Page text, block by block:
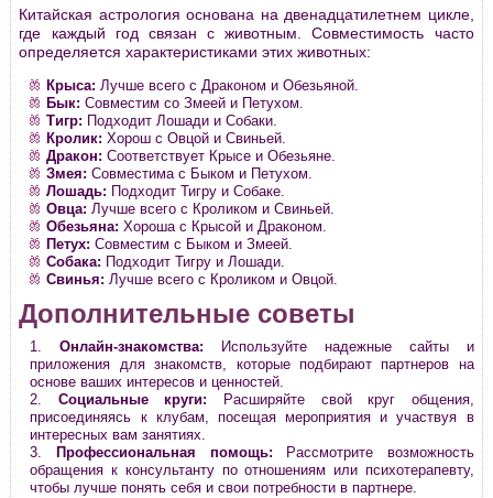
Китайская астрология основана на двенадцатилетнем цикле,
где каждый год связан с животным. Совместимость часто
определяется характеристиками этих животных:
Крыса: Лучше всего с Драконом и Обезьяной.
Бык: Совместим со Змеей и Петухом.
Тигр: Подходит Лошади и Собаки.
Кролик: Хорош с Овцой и Свиньей.
Дракон: Соответствует Крысе и Обезьяне.
Змея: Совместима с Быком и Петухом.
Лошадь: Подходит Тигру и Собаке.
Овца: Лучше всего с Кроликом и Свиньей.
Обезьяна: Хороша с Крысой и Драконом.
Петух: Совместим с Быком и Змеей.
Собака: Подходит Тигру и Лошади.
Свинья: Лучше всего с Кроликом и Овцой.
Дополнительные советы
Онлайн-знакомства: Используйте надежные сайты и
приложения для знакомств, которые подбирают партнеров на
основе ваших интересов и ценностей.
Социальные круги: Расширяйте свой круг общения,
присоединяясь к клубам, посещая мероприятия и участвуя в
интересных вам занятиях.
Профессиональная помощь: Рассмотрите возможность
обращения к консультанту по отношениям или психотерапевту,
чтобы лучше понять себя и свои потребности в партнере.